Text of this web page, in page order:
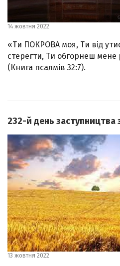
14 жовтня 2022
«Ти ПОКРОВА моя, Ти від
стерегти, Ти обгорнеш мене
(Книга псалмів 32:7).
232-й день заступництва
13 жовтня 2022